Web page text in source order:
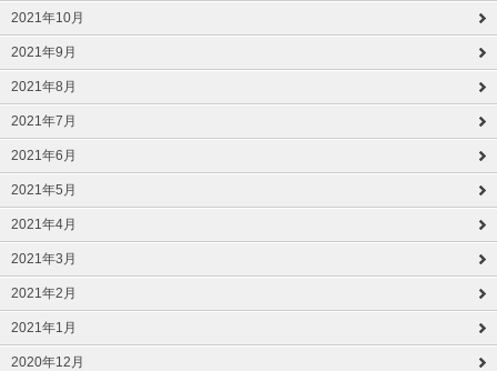
2021年10月
2021年9月
2021年8月
2021年7月
2021年6月
2021年5月
2021年4月
2021年3月
2021年2月
2021年1月
2020年12月